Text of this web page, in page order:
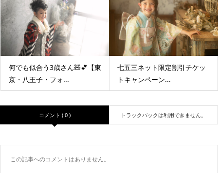
何でも似合う3歳さん🧸💕【東
京・八王子・フォ...
七五三ネット限定割引チケッ
トキャンペーン...
コメント ( 0 ) トラックバックは利用できません。
この記事へのコメントはありません。